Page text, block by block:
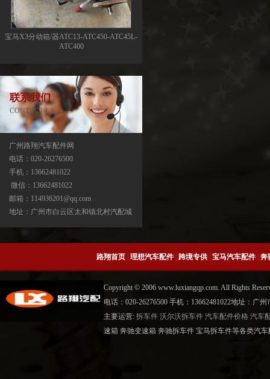
宝马X3分动箱/器ATC13-ATC450-ATC45L-
ATC400
宝马X5分动箱/器-ATC500-ATC700-
联系我们
CONTACT US
广州路翔汽车配件网
电话：020-26276500
手机：13662481022
微信：13662481022
邮箱：114936201@qq.com
地址：广州市白云区太和镇北村汽配城
路翔首页 理想汽车配件 跨境专供 宝马汽车配件 奔
Copyright © 2006 www.luxiangqp.com. All Rights
电话：020-26276500 手机：13662481022地址：广
主要运营: 拆车件 沃尔沃拆车件 汽车配件价格 汽车
速箱 奔驰变速箱 奔驰拆车件 宝马拆车件等各类汽车